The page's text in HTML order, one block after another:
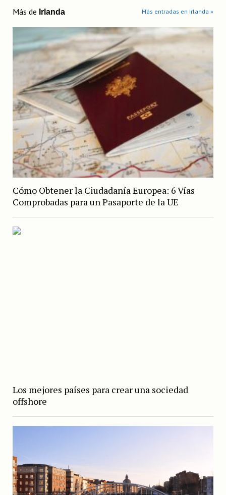
Más de Irlanda Más entradas en Irlanda »
Cómo Obtener la Ciudadanía Europea: 6 Vías
Comprobadas para un Pasaporte de la UE
Los mejores países para crear una sociedad
offshore